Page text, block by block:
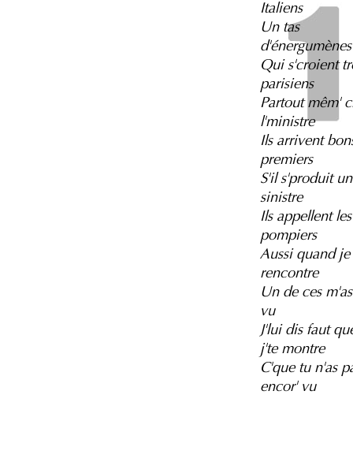
Italiens
Un tas
d'énergumènes
Qui s'croient
parisiens
Partout mêm'
l'ministre
Ils arrivent
premiers
S'il s'produit un
sinistre
Ils appellent les
pompiers
Aussi quand je
rencontre
Un de ces
vu
J'lui dis faut
j'te montre
C'que tu n'as
encor' vu